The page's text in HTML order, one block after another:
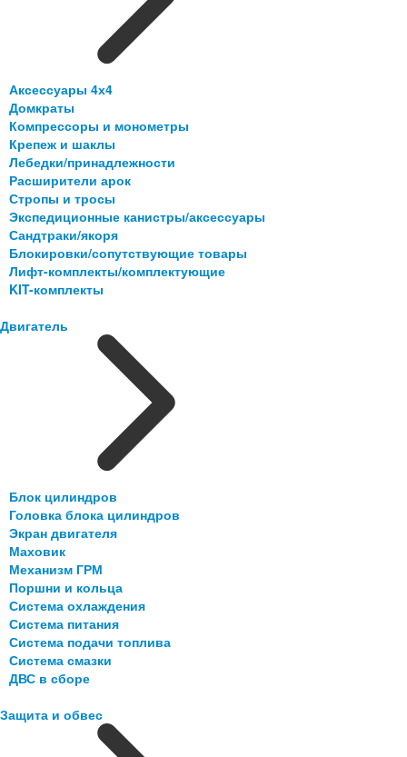
Аксессуары 4х4
Домкраты
Компрессоры и монометры
Крепеж и шаклы
Лебедки/принадлежности
Расширители арок
Стропы и тросы
Экспедиционные канистры/аксессуары
Сандтраки/якоря
Блокировки/сопутствующие товары
Лифт-комплекты/комплектующие
KIT-комплекты
Двигатель
Блок цилиндров
Головка блока цилиндров
Экран двигателя
Маховик
Механизм ГРМ
Поршни и кольца
Система охлаждения
Система питания
Система подачи топлива
Система смазки
ДВС в сборе
Защита и обвес